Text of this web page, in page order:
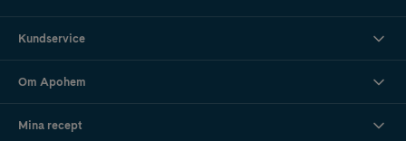
Kundservice
Om Apohem
Mina recept